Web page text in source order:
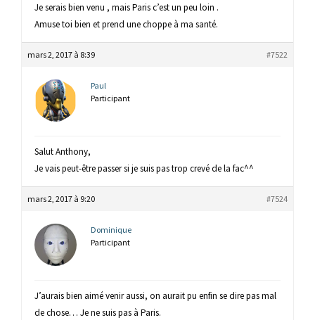
Je serais bien venu , mais Paris c’est un peu loin .
Amuse toi bien et prend une choppe à ma santé.
mars 2, 2017 à 8:39 #7522
Paul
Participant
Salut Anthony,
Je vais peut-être passer si je suis pas trop crevé de la fac^^
mars 2, 2017 à 9:20 #7524
Dominique
Participant
J’aurais bien aimé venir aussi, on aurait pu enfin se dire pas mal
de chose… Je ne suis pas à Paris.